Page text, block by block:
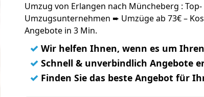
Umzug von Erlangen nach Müncheberg : Top-
Umzugsunternehmen ➨ Umzüge ab 73€ –
Angebote in 3 Min.
✓ Wir helfen Ihnen, wenn es um
✓ Schnell & unverbindlich Angebote
✓ Finden Sie das beste Angebot für